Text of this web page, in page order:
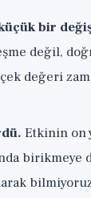
bir
değil,
değeri
Etkinin on
birikmeye